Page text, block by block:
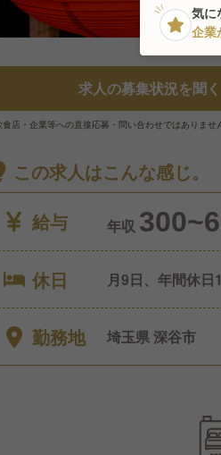
求人の募集状況を聞く
食店・企業等への直接応募・問い合わせではありませ
この求人はこんな感じ。
給与
年収
休日
月9日、年間休
勤務地 埼玉県 深谷市
気に
企業